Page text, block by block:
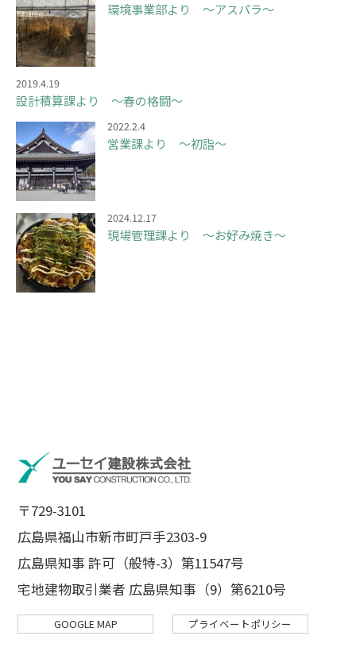
環境事業部より ～アスパラ～
2019.4.19
設計積算課より ～春の格闘～
2022.2.4
営業課より ～初詣～
2024.12.17
現場管理課より ～お好み焼き～
〒729-3101
広島県福山市新市町戸手2303-9
広島県知事 許可（般特-3）第11547号
宅地建物取引業者 広島県知事（9）第6210号
GOOGLE MAP プライベートポリシー